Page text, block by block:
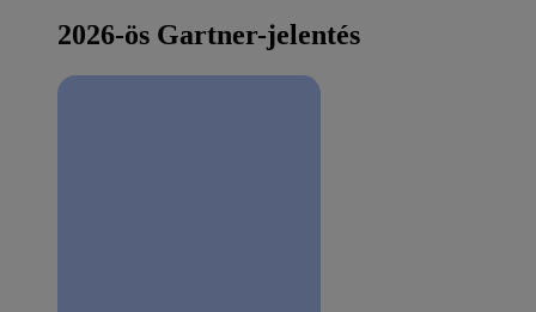
2026-ös Gartner-jelentés